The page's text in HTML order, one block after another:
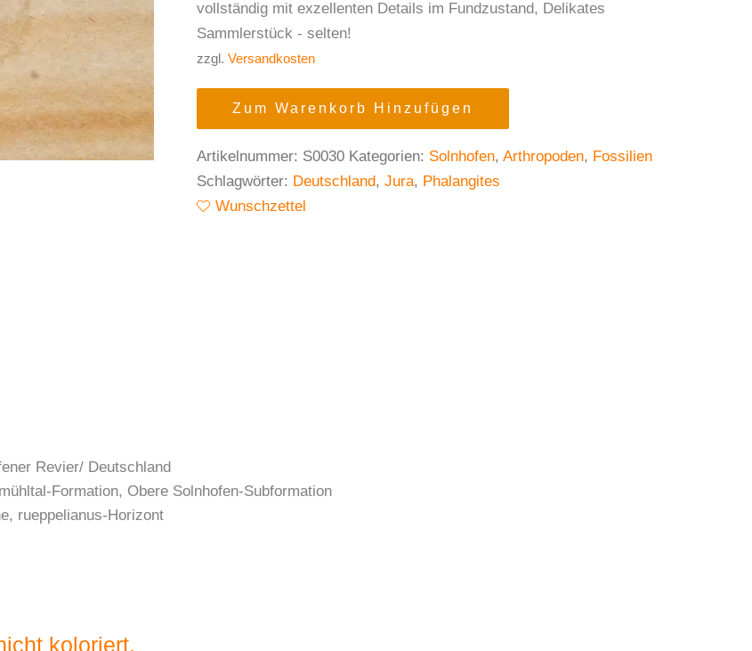
vollständig mit exzellenten Details im Fundzustand, Delikates
Sammlerstück - selten!
zzgl. Versandkosten
Zum Warenkorb Hinzufügen
Artikelnummer: S0030 Kategorien: Solnhofen, Arthropoden, Fossilien
Schlagwörter: Deutschland, Jura, Phalangites
Wunschzettel
Revier/ Deutschland
Formation, Obere Solnhofen-Subformation
rueppelianus-Horizont
koloriert.